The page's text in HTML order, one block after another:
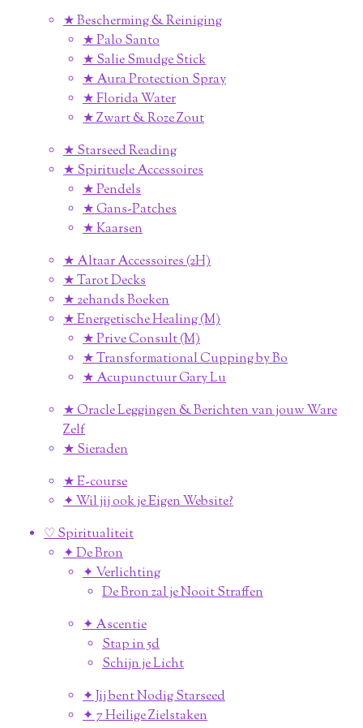
★ Bescherming & Reiniging
★ Palo Santo
★ Salie Smudge Stick
★ Aura Protection Spray
★ Florida Water
★ Zwart & Roze Zout
★ Starseed Reading
★ Spirituele Accessoires
★ Pendels
★ Gans-Patches
★ Kaarsen
★ Altaar Accessoires (2H)
★ Tarot Decks
★ 2ehands Boeken
★ Energetische Healing (M)
★ Prive Consult (M)
★ Transformational Cupping by Bo
★ Acupunctuur Gary Lu
★ Oracle Leggingen & Berichten van jouw Ware
Zelf
★ Sieraden
★ E-course
✦ Wil jij ook je Eigen Website?
♡ Spiritualiteit
✦ De Bron
✦ Verlichting
De Bron zal je Nooit Straffen
✦ Ascentie
Stap in 5d
Schijn je Licht
✦ Jij bent Nodig Starseed
✦ 7 Heilige Zielstaken